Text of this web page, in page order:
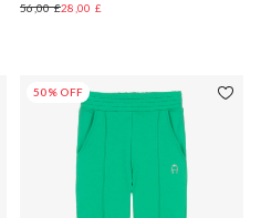
56,00 £28,00 £
50% OFF